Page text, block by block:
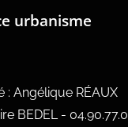
urbanisme
Angélique RÉAUX
BEDEL -